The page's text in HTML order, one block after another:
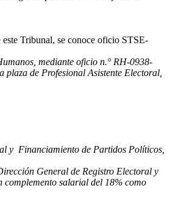
Tribunal, se conoce oficio STSE-
mediante oficio n.° RH-0938-
de Profesional Asistente Electoral,
y Financiamiento de Partidos Políticos,
General de Registro Electoral y
complemento salarial del 18% como